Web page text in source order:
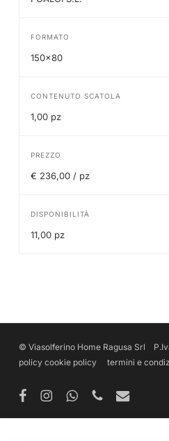
FORMATO
150x80
CONTENUTO SCATOLA
1,00 pz
PREZZO
€ 236,00 / pz
DISPONIBILITÀ
11,00 pz
© Viasolferino Home Ragusa Srl
policy cookie policy termini e
facebookinstagramwhatsappphone email